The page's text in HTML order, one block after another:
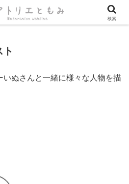
います。日々制作しています。
いぬさんと一緒に様々な人物を描
検索